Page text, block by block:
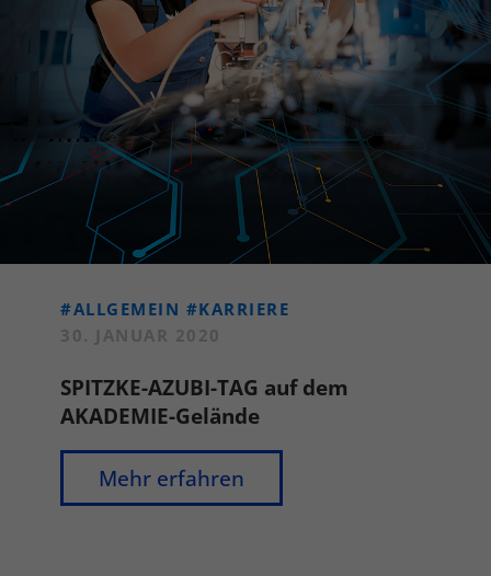
#ALLGEMEIN #KARRIERE
30. JANUAR 2020
SPITZKE-AZUBI-TAG auf dem
AKADEMIE-Gelände
Mehr erfahren